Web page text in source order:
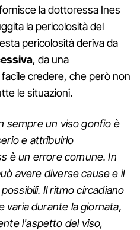
la dottoressa Ines
la pericolosità del
pericolosità deriva da
, da una
facile credere, che però non
le situazioni.
sempre un viso gonfio è
e attribuirlo
è un errore comune. In
avere diverse cause e il
Il ritmo circadiano
varia durante la giornata,
l'aspetto del viso,